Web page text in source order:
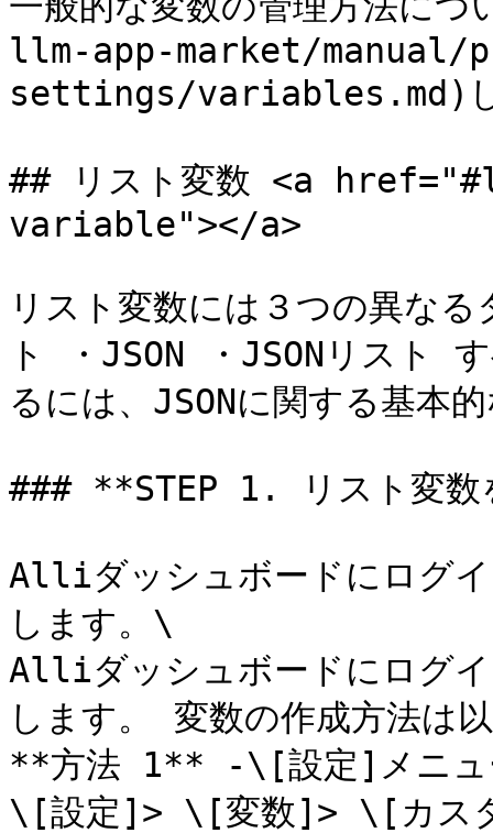
llm-app-market/
settings/variables.md)し
## リスト変数 <a
variable"></a>
リスト変数には３つの異な
ト ・JSON ・JSONリスト
るには、JSONに関する基本
### **STEP 1. リスト変数
Alliダッシュボードにログイ
します。\
Alliダッシュボードにログイ
します。 変数の作成方法は
**方法 1** -\[設定]メニュ
\[設定]> \[変数]> \[カスタ